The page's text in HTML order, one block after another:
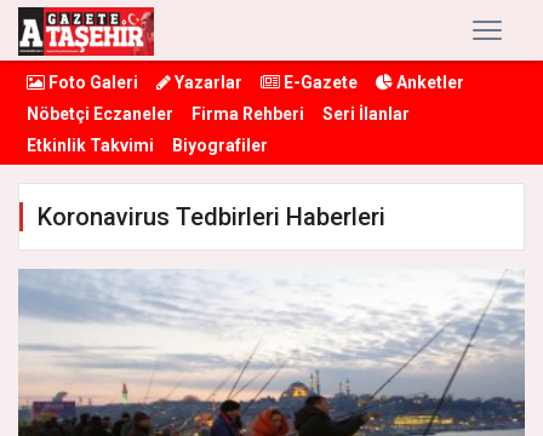
Foto Galeri Yazarlar E-Gazete
Anketler
Nöbetçi Eczaneler
Firma Rehberi
Seri İlanlar
Etkinlik Takvimi
Biyografiler
Koronavirus Tedbirleri Haberleri